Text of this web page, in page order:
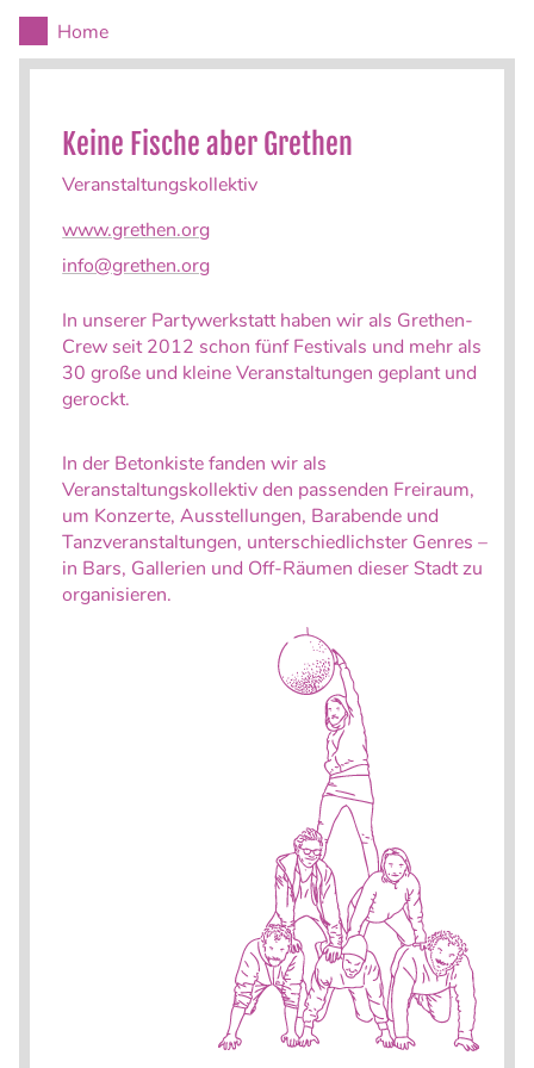
Home
Keine Fische aber Grethen
Veranstaltungskollektiv
www.grethen.org
info@grethen.org
In unserer Partywerkstatt haben wir als Grethen-
Crew seit 2012 schon fünf Festivals und mehr als
30 große und kleine Veranstaltungen geplant und
gerockt.
In der Betonkiste fanden wir als
Veranstaltungskollektiv den passenden Freiraum,
um Konzerte, Ausstellungen, Barabende und
Tanzveranstaltungen, unterschiedlichster Genres –
in Bars, Gallerien und Off-Räumen dieser Stadt zu
organisieren.